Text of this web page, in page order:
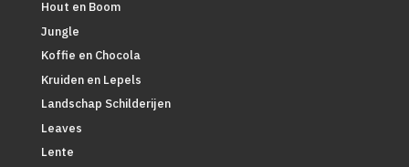
Hout en Boom
Jungle
Koffie en Chocola
Kruiden en Lepels
Landschap Schilderijen
Leaves
Lente